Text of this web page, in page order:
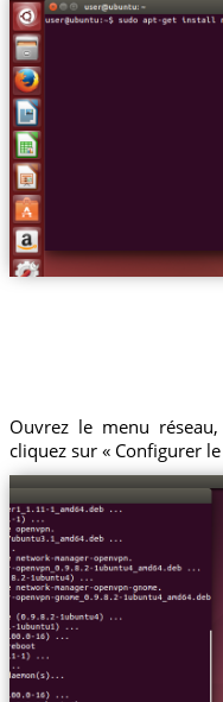
Ouvrez le menu
cliquez sur « Configurer le